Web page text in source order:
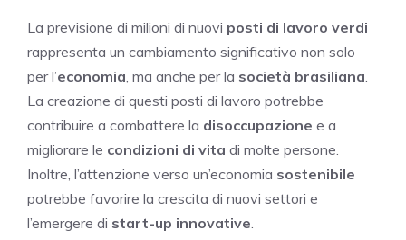
La previsione di milioni di nuovi posti di lavoro verdi
rappresenta un cambiamento significativo non solo
per l’economia, ma anche per la società brasiliana.
La creazione di questi posti di lavoro potrebbe
contribuire a combattere la disoccupazione e a
migliorare le condizioni di vita di molte persone.
Inoltre, l’attenzione verso un’economia sostenibile
potrebbe favorire la crescita di nuovi settori e
l’emergere di start-up innovative.